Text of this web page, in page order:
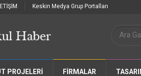
Keskin Medya Grup Portalları
PROJELERİ FIRMALAR